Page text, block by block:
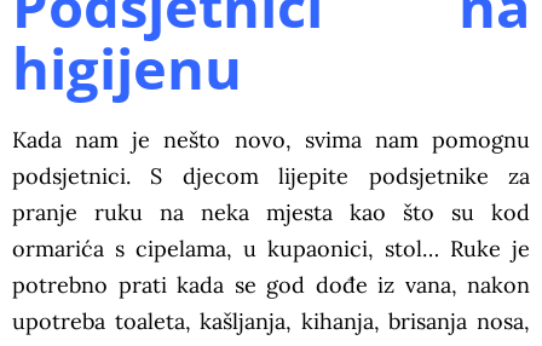
higijenu
Kada nam je nešto novo, svima nam pomognu
podsjetnici. S djecom lijepite podsjetnike za
pranje ruku na neka mjesta kao što su kod
ormarića s cipelama, u kupaonici, stol… Ruke je
potrebno prati kada se god dođe iz vana, nakon
upotreba toaleta, kašljanja, kihanja, brisanja nosa,